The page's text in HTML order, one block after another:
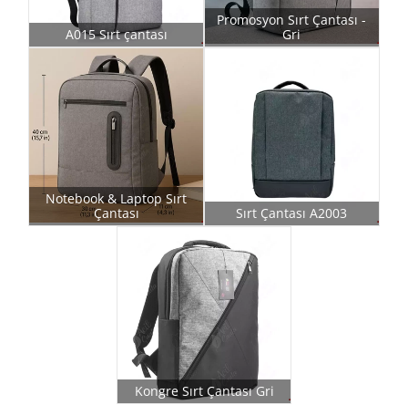
A015 Sırt çantası
Promosyon Sırt Çantası -
Gri
Notebook & Laptop Sırt
Çantası
Sırt Çantası A2003
Kongre Sırt Çantası Gri